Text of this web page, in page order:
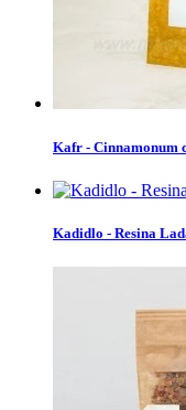
Kafr - Cinnamonum
Kadidlo - Resina